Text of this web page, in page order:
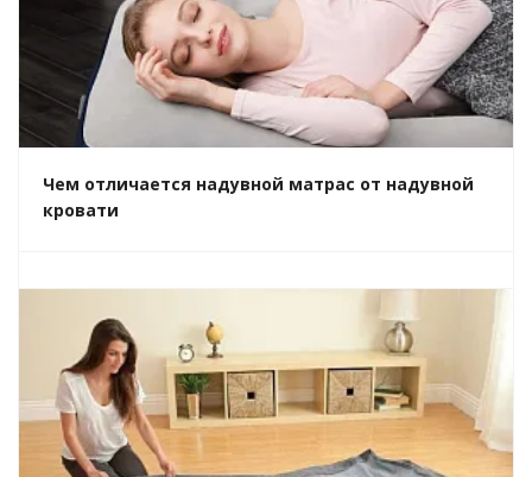
Чем отличается надувной матрас от надувной
кровати